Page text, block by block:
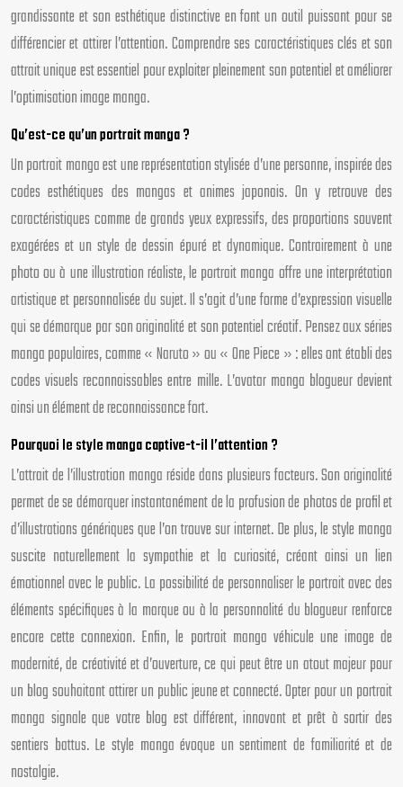
grandissante et son esthétique distinctive en font un outil puissant pour se
différencier et attirer l’attention. Comprendre ses caractéristiques clés et son
attrait unique est essentiel pour exploiter pleinement son potentiel et améliorer
l’optimisation image manga.
Qu’est-ce qu’un portrait manga ?
Un portrait manga est une représentation stylisée d’une personne, inspirée des
codes esthétiques des mangas et animes japonais. On y retrouve des
caractéristiques comme de grands yeux expressifs, des proportions souvent
exagérées et un style de dessin épuré et dynamique. Contrairement à une
photo ou à une illustration réaliste, le portrait manga offre une interprétation
artistique et personnalisée du sujet. Il s’agit d’une forme d’expression visuelle
qui se démarque par son originalité et son potentiel créatif. Pensez aux séries
manga populaires, comme « Naruto » ou « One Piece » : elles ont établi des
codes visuels reconnaissables entre mille. L’avatar manga blogueur devient
ainsi un élément de reconnaissance fort.
Pourquoi le style manga captive-t-il l’attention ?
L’attrait de l’illustration manga réside dans plusieurs facteurs. Son originalité
permet de se démarquer instantanément de la profusion de photos de profil et
d’illustrations génériques que l’on trouve sur internet. De plus, le style manga
suscite naturellement la sympathie et la curiosité, créant ainsi un lien
émotionnel avec le public. La possibilité de personnaliser le portrait avec des
éléments spécifiques à la marque ou à la personnalité du blogueur renforce
encore cette connexion. Enfin, le portrait manga véhicule une image de
modernité, de créativité et d’ouverture, ce qui peut être un atout majeur pour
un blog souhaitant attirer un public jeune et connecté. Opter pour un portrait
manga signale que votre blog est différent, innovant et prêt à sortir des
sentiers battus. Le style manga évoque un sentiment de familiarité et de
nostalgie.